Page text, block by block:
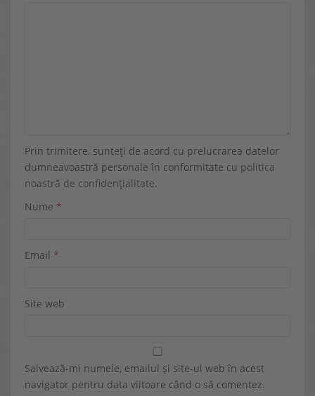
Prin trimitere, sunteți de acord cu prelucrarea datelor
dumneavoastră personale în conformitate cu politica
noastră de confidențialitate.
Nume *
Email *
Site web
Salvează-mi numele, emailul și site-ul web în acest
navigator pentru data viitoare când o să comentez.